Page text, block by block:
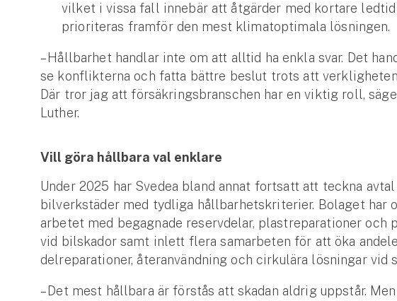
vilket i vissa fall innebär att åtgärder med kortare
prioriteras framför den mest klimatoptimala lösningen.
– Hållbarhet handlar inte om att alltid ha enkla svar. Det
se konflikterna och fatta bättre beslut trots att
Där tror jag att försäkringsbranschen har en viktig roll,
Luther.
Vill göra hållbara val enklare
Under 2025 har Svedea bland annat fortsatt att teckna avtal
bilverkstäder med tydliga hållbarhetskriterier. Bolaget har
arbetet med begagnade reservdelar, plastreparationer och
vid bilskador samt inlett flera samarbeten för att öka
delreparationer, återanvändning och cirkulära lösningar vid
– Det mest hållbara är förstås att skadan aldrig uppstår.